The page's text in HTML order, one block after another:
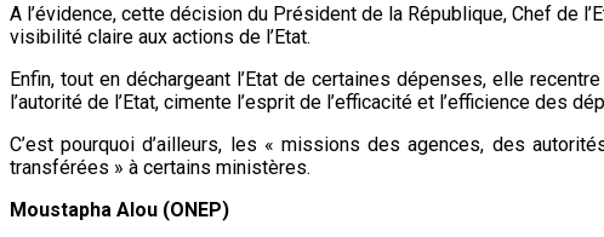
A l’évidence, cette décision du Président de la République, Chef de
visibilité claire aux actions de l’Etat.
Enfin, tout en déchargeant l’Etat de certaines dépenses, elle
l’autorité de l’Etat, cimente l’esprit de l’efficacité et l’efficience des
C’est pourquoi d’ailleurs, les « missions des agences, des
transférées » à certains ministères.
Moustapha Alou (ONEP)